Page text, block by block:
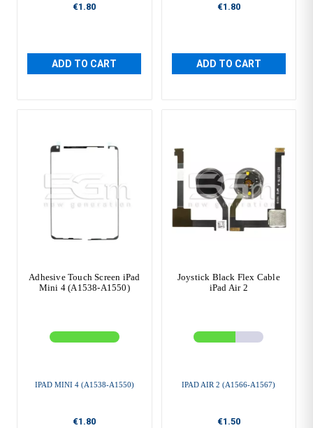
€1.80
ADD TO CART
€1.80
ADD TO CART
Adhesive Touch Screen iPad
Mini 4 (A1538-A1550)
IPAD MINI 4 (A1538-A1550)
€1.80
Joystick Black Flex Cable
iPad Air 2
IPAD AIR 2 (A1566-A1567)
€1.50